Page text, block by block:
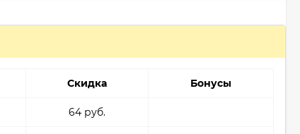
Скидка Бонусы
64 руб.